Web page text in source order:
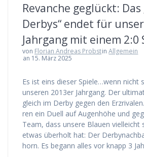
Revan­che geglückt:
Der­bys“ endet für
Jahr­gang mit einem 2:0
von Florian Andreas ProbstinAllgemein
an 15. März 2025
Es ist eins die­ser Spiele…wenn nicht
unse­ren 2013er Jahr­gang. Der
gleich im Der­by gegen den
ren ein Duell auf Augen­hö­he und
Team, dass unse­re Blau­en viel­leicht
etwas über­holt hat: Der
horn. Es begann alles vor knapp 3